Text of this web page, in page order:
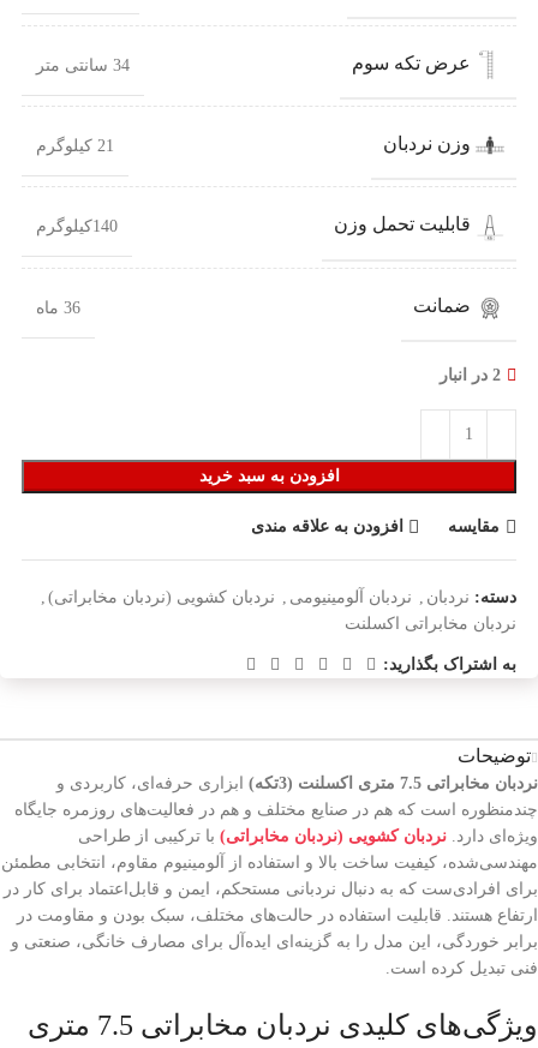
عرض تکه سوم 34 سانتی متر
وزن نردبان 21 کیلوگرم
قابلیت تحمل وزن 140کیلوگرم
ضمانت 36 ماه
2 در انبار
افزودن به سبد خرید
مقایسه افزودن به علاقه مندی
دسته: نردبان , نردبان آلومینیومی , نردبان کشویی (نردبان مخابراتی) ,
نردبان مخابراتی اکسلنت
به اشتراک بگذارید:
توضیحات
نردبان مخابراتی 7.5 متری اکسلنت (3تکه)
ابزاری حرفه‌ای، کاربردی و
چندمنظوره است که هم در صنایع مختلف و هم در فعالیت‌های روزمره جایگاه
ویژه‌ای دارد. نردبان کشویی (نردبان مخابراتی) با ترکیبی از طراحی
مهندسی‌شده، کیفیت ساخت بالا و استفاده از آلومینیوم مقاوم، انتخابی مطمئن
برای افرادی‌ست که به دنبال نردبانی مستحکم، ایمن و قابل‌اعتماد برای کار در
ارتفاع هستند. قابلیت استفاده در حالت‌های مختلف، سبک بودن و مقاومت در
برابر خوردگی، این مدل را به گزینه‌ای ایده‌آل برای مصارف خانگی، صنعتی و
فنی تبدیل کرده است.
ویژگی‌های کلیدی نردبان مخابراتی 7.5 متری